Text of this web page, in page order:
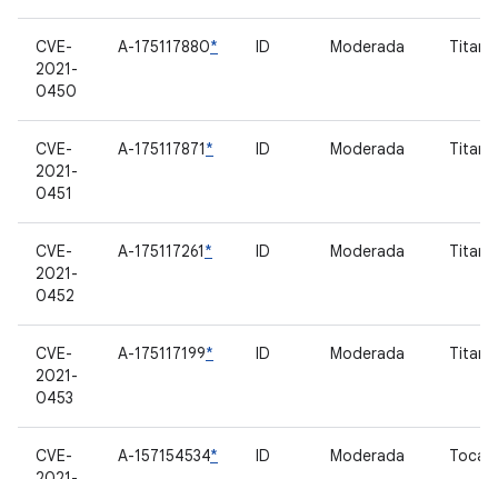
CVE-
2021-
0450
A-175117880* ID Moderada Titan
CVE-
2021-
0451
A-175117871* ID Moderada Titan
CVE-
2021-
0452
A-175117261* ID Moderada Titan
CVE-
2021-
0453
A-175117199* ID Moderada Titan
CVE-
A-157154534* ID Moderada Tocar